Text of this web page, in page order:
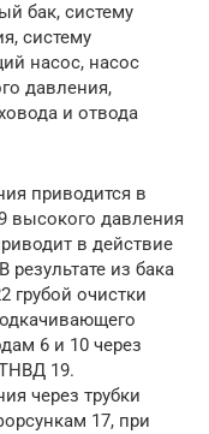
бак, систему
систему
насос, насос
давления,
и отвода
приводится в
высокого давления
в действие
из бака
грубой очистки
6 и 10 через
19.
через трубки
17, при